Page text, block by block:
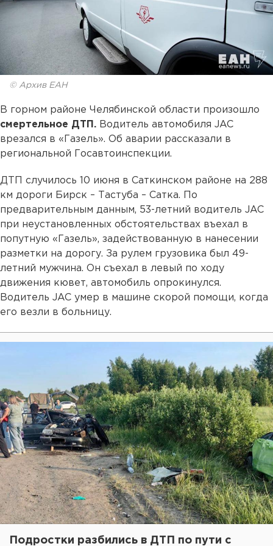
© Архив ЕАН
В горном районе Челябинской области произошло
смертельное ДТП. Водитель автомобиля JAC
врезался в «Газель». Об аварии рассказали в
региональной Госавтоинспекции.
ДТП случилось 10 июня в Саткинском районе на 288
км дороги Бирск – Тастуба – Сатка. По
предварительным данным, 53-летний водитель JAC
при неустановленных обстоятельствах въехал в
попутную «Газель», задействованную в нанесении
разметки на дорогу. За рулем грузовика был 49-
летний мужчина. Он съехал в левый по ходу
движения кювет, автомобиль опрокинулся.
Водитель JAC умер в машине скорой помощи, когда
его везли в больницу.
Подростки разбились в ДТП по пути с